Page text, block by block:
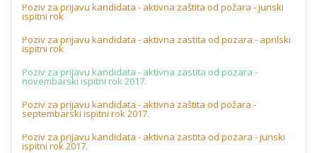
Poziv za prijavu kandidata - aktivna zaštita od požara - junski
ispitni rok
Poziv za prijavu kandidata - aktivna zastita od pozara - aprilski
ispitni rok
Poziv za prijavu kandidata - aktivna zastita od pozara -
novembarski ispitni rok 2017.
Poziv za prijavu kandidata - aktivna zaštita od požara -
septembarski ispitni rok 2017.
Poziv za prijavu kandidata - aktivna zastita od pozara - junski
ispitni rok 2017.